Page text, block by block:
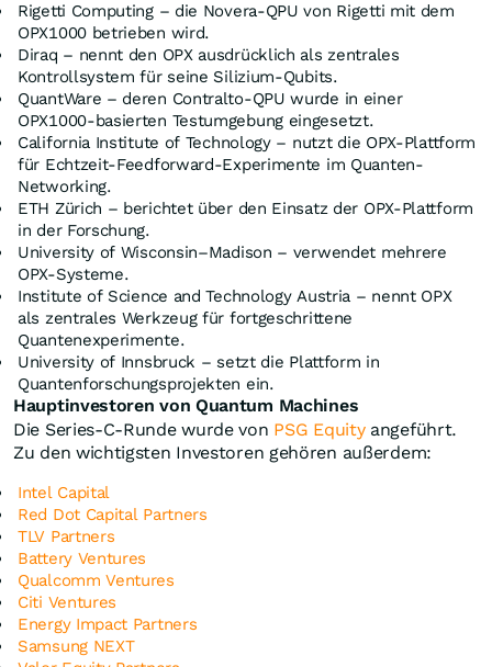
Rigetti Computing – die Novera-QPU von Rigetti mit dem
OPX1000 betrieben wird.
Diraq – nennt den OPX ausdrücklich als zentrales
Kontrollsystem für seine Silizium-Qubits.
QuantWare – deren Contralto-QPU wurde in einer
OPX1000-basierten Testumgebung eingesetzt.
California Institute of Technology – nutzt die OPX-Plattform
für Echtzeit-Feedforward-Experimente im Quanten-
Networking.
ETH Zürich – berichtet über den Einsatz der OPX-Plattform
in der Forschung.
University of Wisconsin–Madison – verwendet mehrere
OPX-Systeme.
Institute of Science and Technology Austria – nennt OPX
als zentrales Werkzeug für fortgeschrittene
Quantenexperimente.
University of Innsbruck – setzt die Plattform in
Quantenforschungsprojekten ein.
Hauptinvestoren von Quantum Machines
Die Series-C-Runde wurde von PSG Equityangeführt.
Zu den wichtigsten Investoren gehören außerdem:
Intel Capital
Red Dot Capital Partners
TLV Partners
Battery Ventures
Qualcomm Ventures
Citi Ventures
Energy Impact Partners
Samsung NEXT